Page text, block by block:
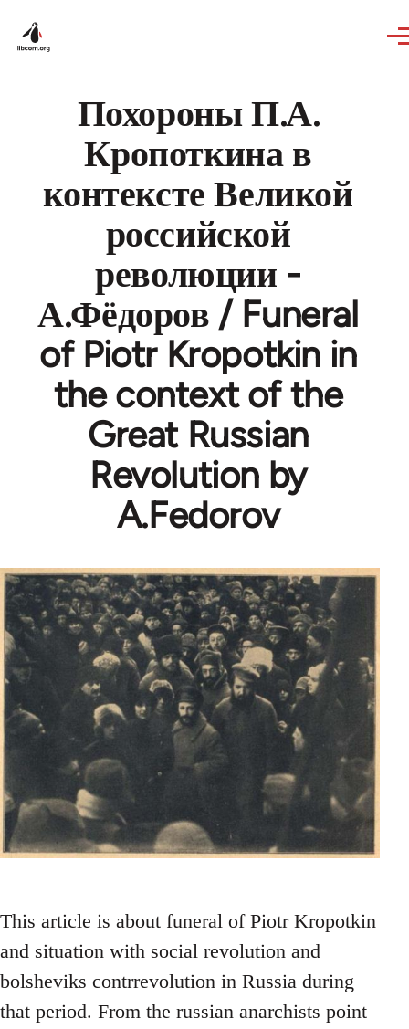
Похороны П.А.
Кропоткина в
контексте Великой
российской
революции -
А.Фёдоров / Funeral
of Piotr Kropotkin in
the context of the
Great Russian
Revolution by
A.Fedorov
This article is about funeral of Piotr Kropotkin
and situation with social revolution and
bolsheviks contrrevolution in Russia during
that period. From the russian anarchists point